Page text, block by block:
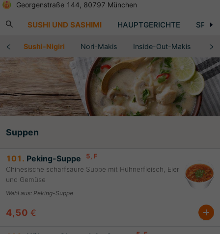
Georgenstraße 144, 80797 München
SUSHI UND SASHIMI HAUPTGERICHTE
Sushi-Nigiri Nori-Makis Inside-Out-Makis
Suppen
101. Peking-Suppe 5 , F
Chinesische scharfsaure Suppe mit Hühnerfleisch, Eier
und Gemüse
Wahl aus: Peking-Suppe
4,50 €